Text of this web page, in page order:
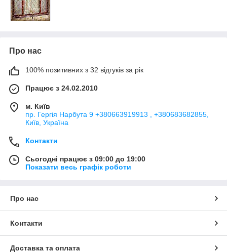
Про нас
100% позитивних з 32 відгуків за рік
Працює з 24.02.2010
м. Київ
пр. Гергія Нарбута 9 +380663919913 , +380683682855,
Київ, Україна
Контакти
Сьогодні працює з 09:00 до 19:00
Показати весь графік роботи
Про нас
Контакти
Доставка та оплата